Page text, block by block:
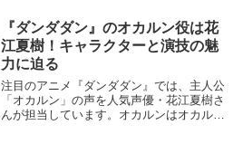
この記事では、それぞれの媒体の違いを徹
底比較し、両...
『ダンダダン』のオカルン役は花
江夏樹！キャラクターと演技の魅
力に迫る
注目のアニメ『ダンダダン』では、主人公
「オカルン」の声を人気声優・花江夏樹さ
んが担当しています。オカルンはオカルト